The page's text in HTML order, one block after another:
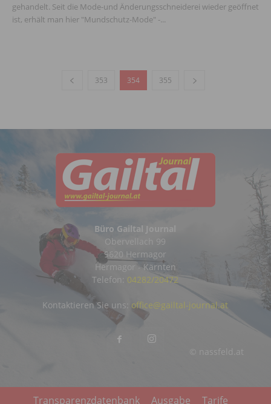
gehandelt. Seit die Mode-und Änderungsschneiderei wieder geöffnet
ist, erhält man hier "Mundschutz-Mode" -...
353 354 355
Büro Gailtal Journal
Obervellach 99
9620 Hermagor
Hermagor - Kärnten
Telefon: 04282/20472
© nassfeld.at
Kontaktieren Sie uns: office@gailtal-journal.at
Transparenzdatenbank Ausgabe Tarife